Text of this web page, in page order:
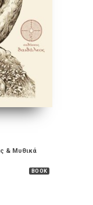
& Μυθικά
BOOK